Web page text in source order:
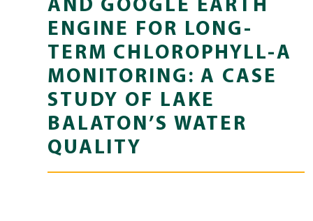
AND GOOGLE EARTH
ENGINE FOR LONG-
TERM CHLOROPHYLL-A
MONITORING: A CASE
STUDY OF LAKE
BALATON’S WATER
QUALITY